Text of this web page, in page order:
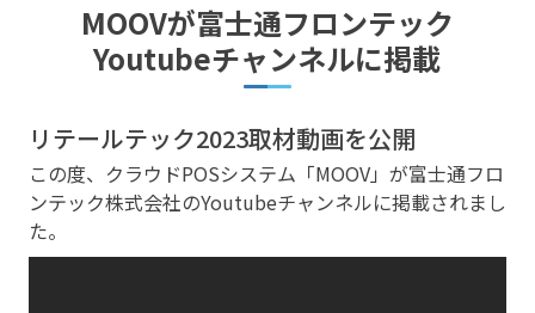
MOOVが富士通フロンテック
Youtubeチャンネルに掲載
リテールテック2023取材動画を公開
この度、クラウドPOSシステム「MOOV」が富士通フロ
ンテック株式会社のYoutubeチャンネルに掲載されまし
た。